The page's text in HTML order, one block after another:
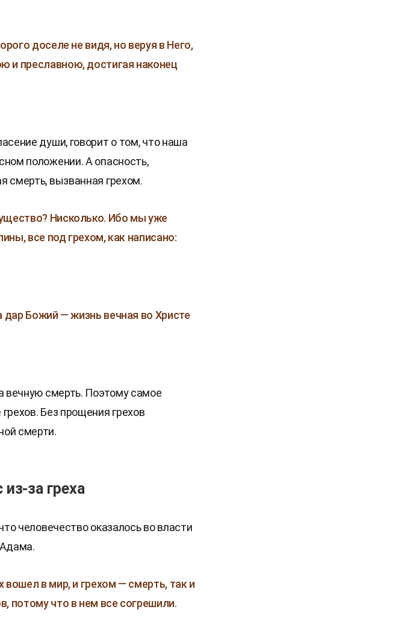
доселе не видя, но веруя в Него,
и преславною, достигая наконец
души, говорит о том, что наша
положении. А опасность,
смерть, вызванная грехом.
Нисколько. Ибо мы уже
все под грехом, как написано:
дар Божий — жизнь вечная во Христе
вечную смерть. Поэтому самое
Без прощения грехов
смерти.
за греха
человечество оказалось во власти
вошел в мир, и грехом — смерть, так и
потому что в нем все согрешили.